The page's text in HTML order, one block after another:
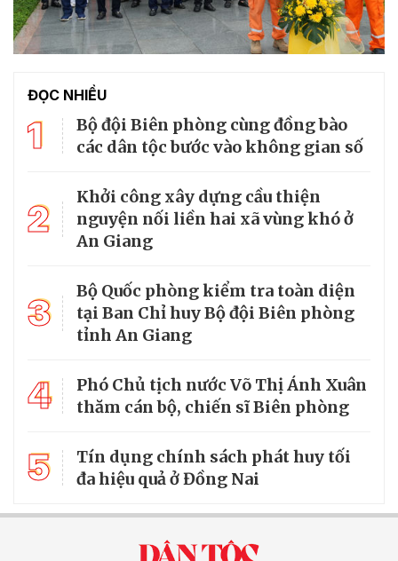
ĐỌC NHIỀU
1
Bộ đội Biên phòng cùng đồng bào
các dân tộc bước vào không gian số
2
Khởi công xây dựng cầu thiện
nguyện nối liền hai xã vùng khó ở
An Giang
3
Bộ Quốc phòng kiểm tra toàn diện
tại Ban Chỉ huy Bộ đội Biên phòng
tỉnh An Giang
4
Phó Chủ tịch nước Võ Thị Ánh Xuân
thăm cán bộ, chiến sĩ Biên phòng
5
Tín dụng chính sách phát huy tối
đa hiệu quả ở Đồng Nai